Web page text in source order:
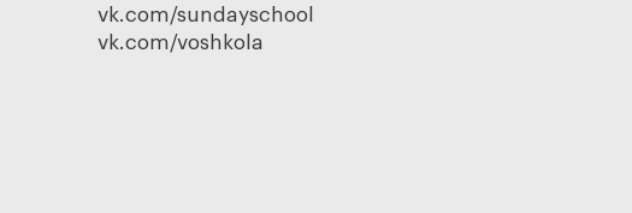
vk.com/sundayschool
vk.com/voshkola